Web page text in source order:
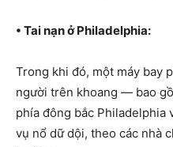
• Tai nạn ở Philadelphia:
Trong khi đó, một máy bay
người trên khoang — bao
phía đông bắc Philadelphia
vụ nổ dữ dội, theo các nhà